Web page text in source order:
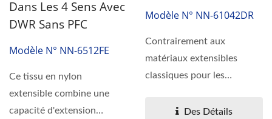
Dans Les 4 Sens Avec
DWR Sans PFC
Modèle N° NN-6512FE
Ce tissu en nylon
extensible combine une
capacité d'extension
Modèle N° NN-61042DR
Contrairement aux
matériaux extensibles
classiques pour les
extensible...Des Détails